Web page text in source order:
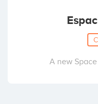
A new